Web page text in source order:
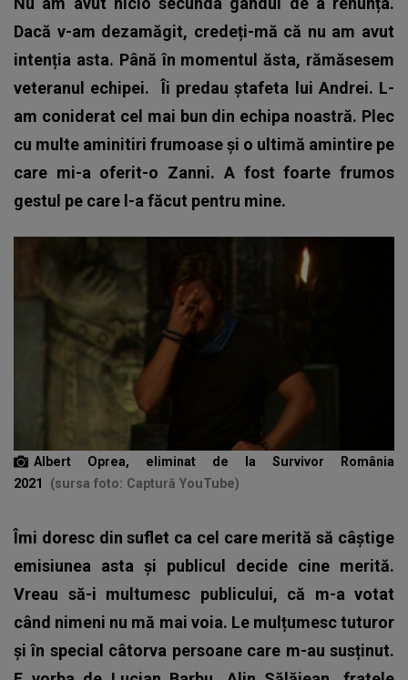
Dacă v-am dezamăgit, credeți-mă că nu am avut
intenția asta. Până în momentul ăsta, rămăsesem
veteranul echipei. Îi predau ștafeta lui Andrei. L-
am coniderat cel mai bun din echipa noastră. Plec
cu multe aminitiri frumoase și o ultimă amintire pe
care mi-a oferit-o Zanni. A fost foarte frumos
gestul pe care l-a făcut pentru mine.
Albert Oprea, eliminat de la Survivor România
2021
(sursa foto: Captură YouTube)
Îmi doresc din suflet ca cel care merită să câștige
emisiunea asta și publicul decide cine merită.
Vreau să-i multumesc publicului, că m-a votat
când nimeni nu mă mai voia. Le mulțumesc tuturor
și în special câtorva persoane care m-au susținut.